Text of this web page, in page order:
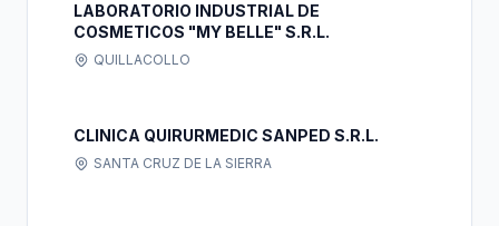
LABORATORIO INDUSTRIAL DE
COSMETICOS "MY BELLE" S.R.L.
QUILLACOLLO
CLINICA QUIRURMEDIC SANPED S.R.L.
SANTA CRUZ DE LA SIERRA